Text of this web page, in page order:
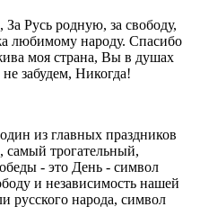
Русь родную, за свободу,
любимому народу. Спасибо
моя страна, Вы в душах
забудем, Никогда!
из главных праздников
трогательный,
- это День - символ
и независимость нашей
русского народа, символ